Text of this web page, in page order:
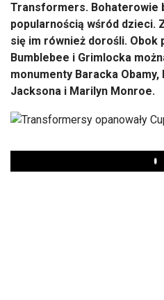
Transformers. Bohaterowie
popularnością wśród dzieci.
się im również dorośli. Obok
Bumblebee i Grimlocka
monumenty Baracka
Jacksona i Marilyn Monroe.